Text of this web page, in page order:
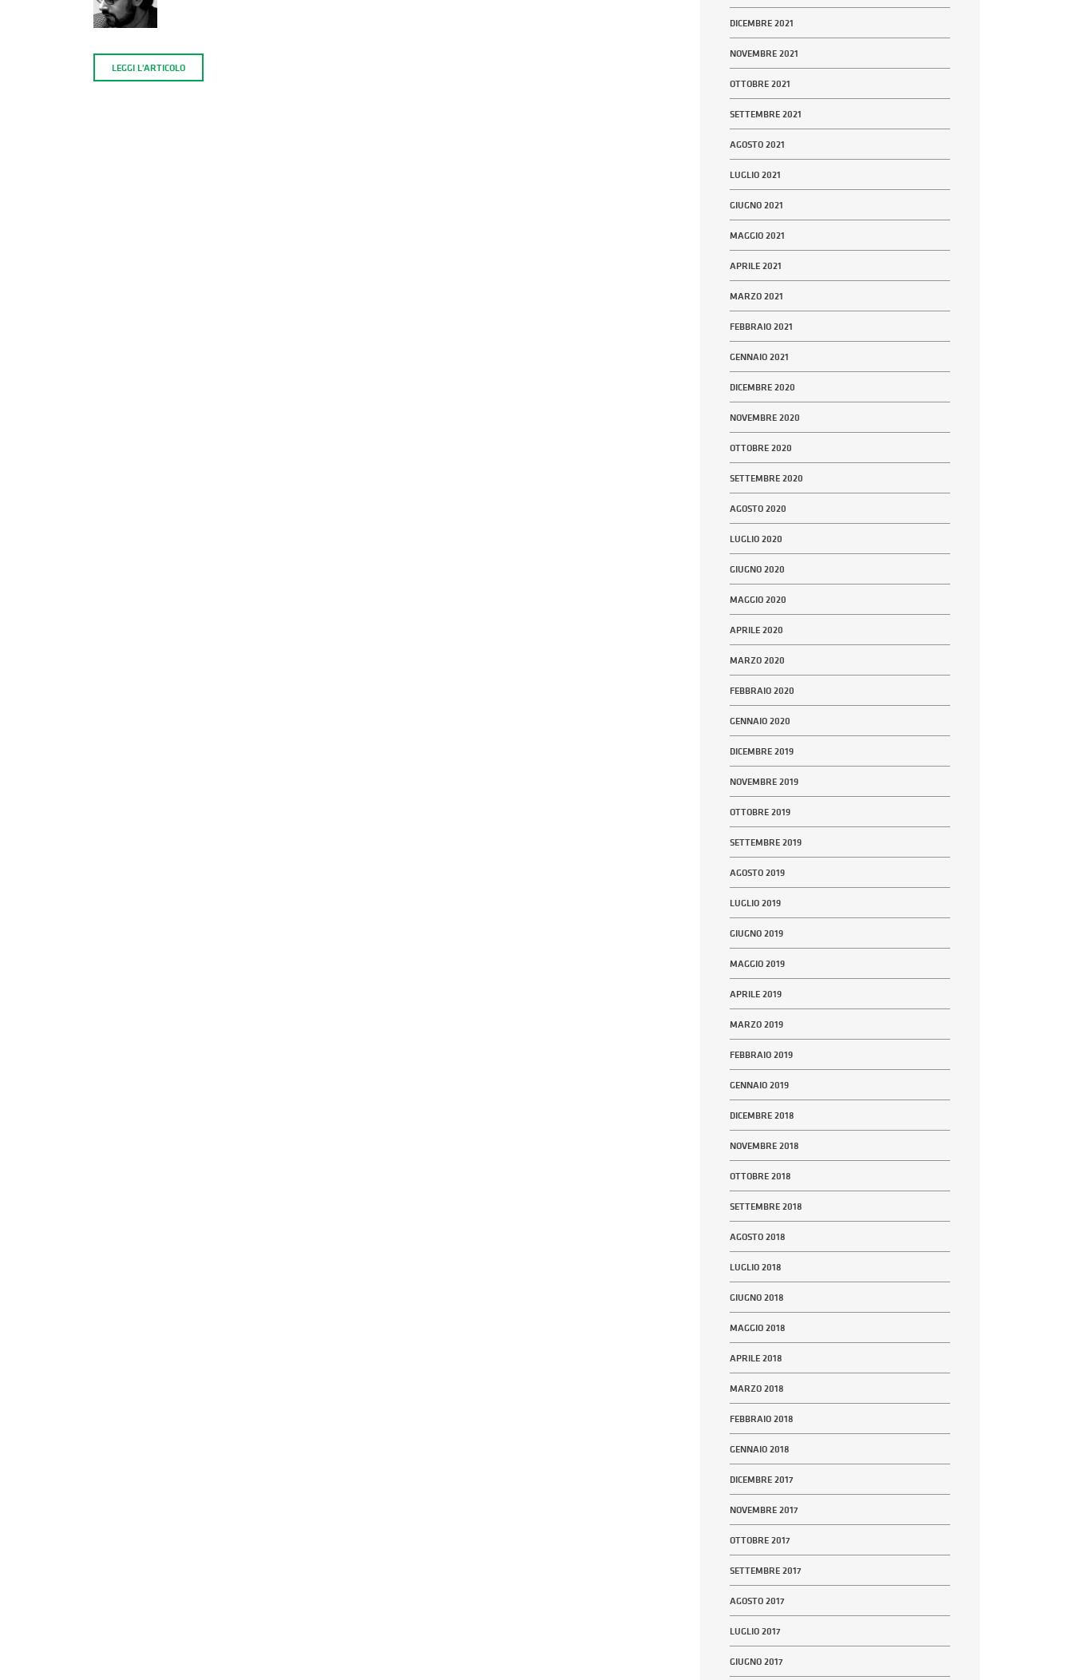
LEGGI L'ARTICOLO
DICEMBRE 2021
NOVEMBRE 2021
OTTOBRE 2021
SETTEMBRE 2021
AGOSTO 2021
LUGLIO 2021
GIUGNO 2021
MAGGIO 2021
APRILE 2021
MARZO 2021
FEBBRAIO 2021
GENNAIO 2021
DICEMBRE 2020
NOVEMBRE 2020
OTTOBRE 2020
SETTEMBRE 2020
AGOSTO 2020
LUGLIO 2020
GIUGNO 2020
MAGGIO 2020
APRILE 2020
MARZO 2020
FEBBRAIO 2020
GENNAIO 2020
DICEMBRE 2019
NOVEMBRE 2019
OTTOBRE 2019
SETTEMBRE 2019
AGOSTO 2019
LUGLIO 2019
GIUGNO 2019
MAGGIO 2019
APRILE 2019
MARZO 2019
FEBBRAIO 2019
GENNAIO 2019
DICEMBRE 2018
NOVEMBRE 2018
OTTOBRE 2018
SETTEMBRE 2018
AGOSTO 2018
LUGLIO 2018
GIUGNO 2018
MAGGIO 2018
APRILE 2018
MARZO 2018
FEBBRAIO 2018
GENNAIO 2018
DICEMBRE 2017
NOVEMBRE 2017
OTTOBRE 2017
SETTEMBRE 2017
AGOSTO 2017
LUGLIO 2017
GIUGNO 2017